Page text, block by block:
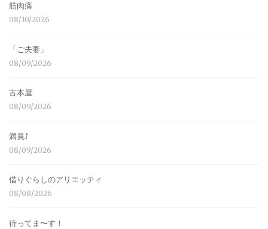
筋肉痛
08/10/2026
「ご夫妻」
08/09/2026
古本屋
08/09/2026
満員⤴︎
08/09/2026
借りぐらしのアリエッティ
08/08/2026
待ってま〜す！